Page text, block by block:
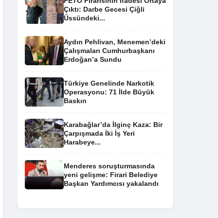
Çıktı: Darbe Gecesi Çiğli
Üssündeki...
Aydın Pehlivan, Menemen’deki
Çalışmaları Cumhurbaşkanı
Erdoğan’a Sundu
Türkiye Genelinde Narkotik
Operasyonu: 71 İlde Büyük
Baskın
Karabağlar’da İlginç Kaza: Bir
Çarpışmada İki İş Yeri
Harabeye...
Menderes soruşturmasında
yeni gelişme: Firari Belediye
Başkan Yardımcısı yakalandı